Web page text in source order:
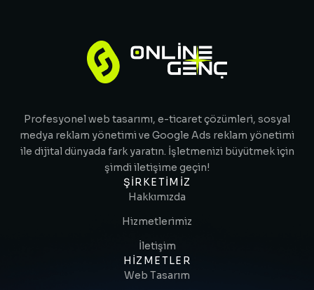
Profesyonel web tasarımı, e-ticaret çözümleri, sosyal
medya reklam yönetimi ve Google Ads reklam yönetimi
ile dijital dünyada fark yaratın. İşletmenizi büyütmek için
şimdi iletişime geçin!
ŞIRKETIMIZ
Hakkımızda
Hizmetlerimiz
İletişim
HIZMETLER
Web Tasarım